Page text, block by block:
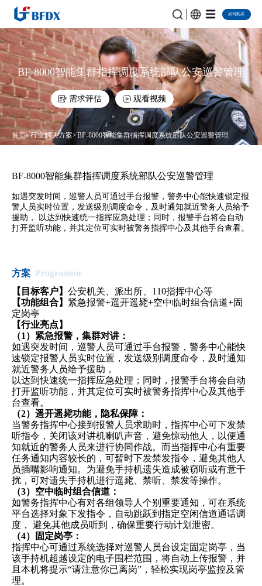
如何购买
BF-8000智能集群指挥调度系统部队公安巡警管理
需求评估 观看视频
首页 行业解决方案 BF-8000智能集群指挥调度系统部队公安巡警管理
BF-8000智能集群指挥调度系统部队公安巡警管理
如遇突发时间，巡警人员可通过手台报警，警务中心能快速锁定报
警人员实时位置，发送级别调度命令，及时通知就近警务人员给予
援助， 以达到快速统一指挥应急处理；同时，报警手台将会自动
打开监听功能，并其定位可实时被警务指挥中心及其他手台查看。
方案 Programme
【目标客户】 公安机关、派出所、110指挥中心等
【功能组合】 紧急报警+遥开遥毙+空中临时组合信道+固
定岗亭
【行业亮点】
（1）紧急报警，集群对讲：
如遇突发时间，巡警人员可通过手台报警，警务中心能快
速锁定报警人员实时位置，发送级别调度命令，及时通知
就近警务人员给予援助，
以达到快速统一指挥应急处理；同时，报警手台将会自动
打开监听功能，并其定位可实时被警务指挥中心及其他手
台查看。
（2）遥开遥毙功能，隐私保障：
当警务指挥中心接到报警人员求助时，指挥中心可下发禁
听指令，关闭该对讲机喇叭声音，避免惊动他人，以便通
知就近的警务人员来进行协同作战。而当指挥中心有重要
任务通知内容较长的，可暂时下发禁发指令，避免其他人
员插嘴影响通知。为避免手持机遗失造成被窃听或有意干
扰，可对遗失手持机进行遥毙、禁听、禁发等操作。
（3）空中临时组合信道：
如警务指挥中心有对各组领导人个别重要通知，可在系统
平台选择对象下发指令，自动跳跃到指定空闲信道通话调
度， 避免其他成员听到，确保重要行动计划泄密。
（4）固定岗亭：
指挥中心可通过系统选择对巡警人员台设定固定岗亭，当
该手持机超越设定的电子围栏范围，将自动上传报警，并
且本机将提示“请注意你已离岗”，轻松实现岗亭监控及管
理。